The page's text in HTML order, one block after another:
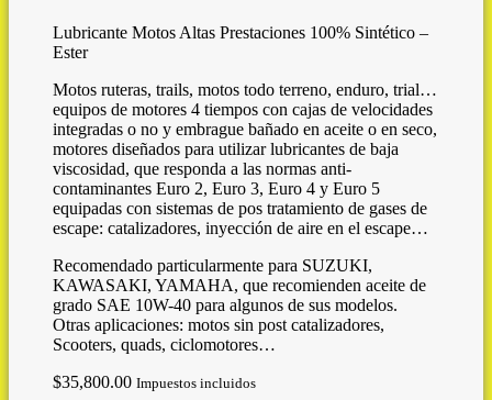
Lubricante Motos Altas Prestaciones 100% Sintético –
Ester
Motos ruteras, trails, motos todo terreno, enduro, trial…
equipos de motores 4 tiempos con cajas de velocidades
integradas o no y embrague bañado en aceite o en seco,
motores diseñados para utilizar lubricantes de baja
viscosidad, que responda a las normas anti-
contaminantes Euro 2, Euro 3, Euro 4 y Euro 5
equipadas con sistemas de pos tratamiento de gases de
escape: catalizadores, inyección de aire en el escape…
Recomendado particularmente para SUZUKI,
KAWASAKI, YAMAHA, que recomienden aceite de
grado SAE 10W-40 para algunos de sus modelos.
Otras aplicaciones: motos sin post catalizadores,
Scooters, quads, ciclomotores…
$35,800.00 Impuestos incluidos